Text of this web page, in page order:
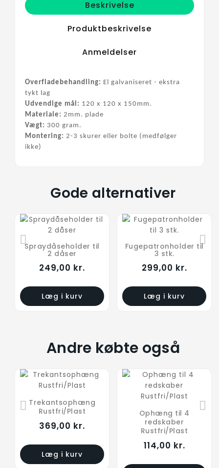
Beskrivelse
Produktbeskrivelse
Anmeldelser
Overfladebehandling: El galvaniseret - ekstra
tykt lag
Udvendige mål: 120 x 120 x 150mm.
Materiale: 2mm. plade
Vægt: 300 gram.
Montering: 2-3 skurer eller bolte (medfølger
ikke)
Gode alternativer
Spraydåseholder til
2 dåser
249,00 kr.
Læg i kurv
Fugepatronholder til
3 stk.
299,00 kr.
Læg i kurv
Sæbeholder
229,00 kr.
Læg i kurv
Andre købte også
Trekantsophæng
Rustfri/Plast
369,00 kr.
Læg i kurv
Ophæng til 4
redskaber
Rustfri/Plast
114,00 kr.